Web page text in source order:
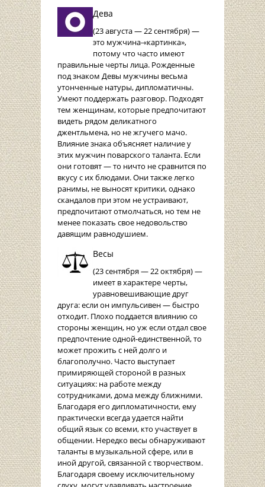
Дева
(23 августа — 22 сентября) —
это мужчина-«картинка»,
потому что часто имеют
правильные черты лица. Рожденные
под знаком Девы мужчины весьма
утонченные натуры, дипломатичны.
Умеют поддержать разговор. Подходят
тем женщинам, которые предпочитают
видеть рядом деликатного
джентльмена, но не жгучего мачо.
Влияние знака объясняет наличие у
этих мужчин поварского таланта. Если
они готовят — то ничто не сравнится по
вкусу с их блюдами. Они также легко
ранимы, не выносят критики, однако
скандалов при этом не устраивают,
предпочитают отмолчаться, но тем не
менее показать свое недовольство
давящим равнодушием.
Весы
(23 сентября — 22 октября) —
имеет в характере черты,
уравновешивающие друг
друга: если он импульсивен — быстро
отходит. Плохо поддается влиянию со
стороны женщин, но уж если отдал свое
предпочтение одной-единственной, то
может прожить с ней долго и
благополучно. Часто выступает
примиряющей стороной в разных
ситуациях: на работе между
сотрудниками, дома между ближними.
Благодаря его дипломатичности, ему
практически всегда удается найти
общий язык со всеми, кто участвует в
общении. Нередко весы обнаруживают
таланты в музыкальной сфере, или в
иной другой, связанной с творчеством.
Благодаря своему исключительному